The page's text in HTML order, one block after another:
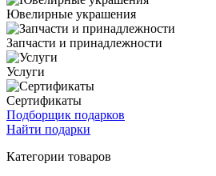
Ювелирные украшения
Запчасти и принадлежности
Услуги
Сертификаты
Подборщик подарков
Найти подарки
Категории товаров